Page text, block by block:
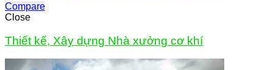
Compare
Close
Thiết kế, Xây dựng Nhà xưởng cơ khí